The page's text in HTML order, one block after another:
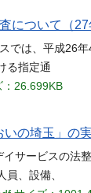
について（27
では、平成26
る指定通
：26.699KB
の埼玉」の
サービスの法
、設備、